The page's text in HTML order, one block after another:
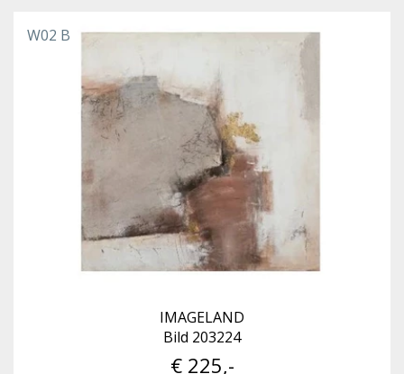
W02 B
IMAGELAND
Bild 203224
€ 225,-